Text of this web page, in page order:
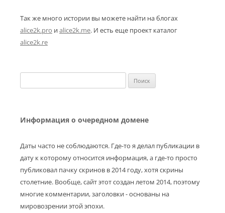
Так же много истории вы можете найти на блогах
alice2k.pro иalice2k.me. И есть еще проект каталог
alice2k.re
Информация о очередном домене
Даты часто не соблюдаются. Где-то я делал публикации в
дату к которому относится информация, а где-то просто
публиковал пачку скринов в 2014 году, хотя скрины
столетние. Вообще, сайт этот создан летом 2014, поэтому
многие комментарии, заголовки - основаны на
мировозрении этой эпохи.